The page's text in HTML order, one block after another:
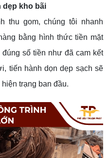
dẹp kho bãi
thu gom, chúng tôi nhanh
bằng hình thức tiền mặt
số tiền như đã cam kết
tiến hành dọn dẹp sạch sẽ
trạng ban đầu.